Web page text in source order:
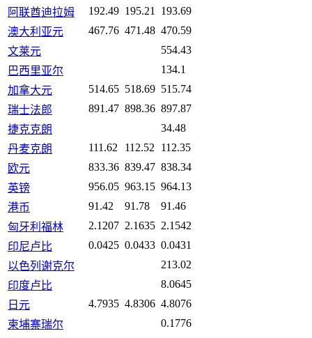
阿联酋迪拉姆
192.49 195.21
193.69
澳大利亚元
467.76 471.48 470.59
文莱元
554.43
巴西里亚尔
134.1
加拿大元
514.65 518.69 515.74
瑞士法郎
891.47 898.36 897.87
捷克克朗
34.48
丹麦克朗
111.62 112.52
112.35
欧元
833.36 839.47 838.34
英镑
956.05 963.15 964.13
港币
91.42 91.78
91.46
匈牙利福林
2.1207 2.1635 2.1542
印尼卢比
0.0425 0.0433 0.0431
以色列谢克尔
213.02
印度卢比
8.0645
日元
4.7935 4.8306 4.8076
柬埔寨瑞尔
0.1776